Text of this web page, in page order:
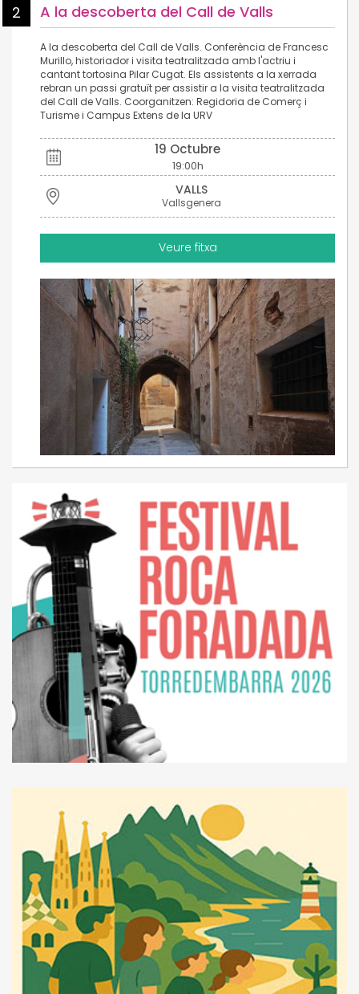
2 A la descoberta del Call de Valls
A la descoberta del Call de Valls. Conferència de Francesc
Murillo, historiador i visita teatralitzada amb l'actriu i
cantant tortosina Pilar Cugat. Els assistents a la xerrada
rebran un passi gratuït per assistir a la visita teatralitzada
del Call de Valls. Coorganitzen: Regidoria de Comerç i
Turisme i Campus Extens de la URV
19 Octubre
19:00h
VALLS
Vallsgenera
Veure fitxa